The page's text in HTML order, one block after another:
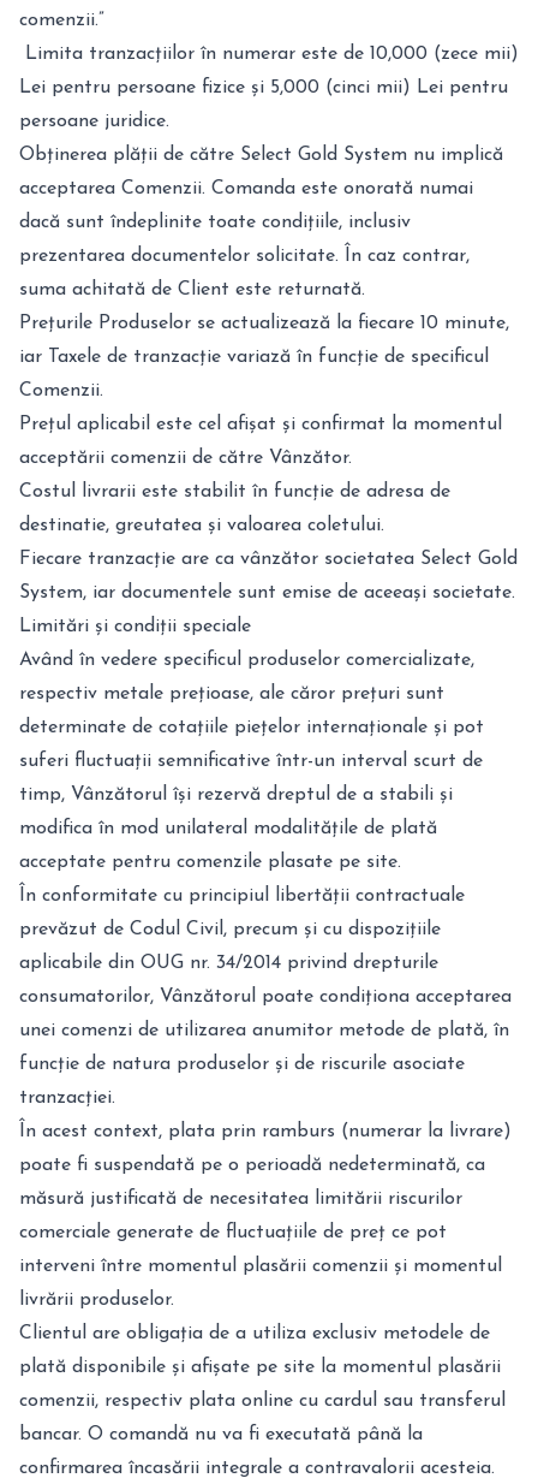
comenzii.”
Limita tranzacțiilor în numerar este de 10,000 (zece mii)
Lei pentru persoane fizice și 5,000 (cinci mii) Lei pentru
persoane juridice.
Obținerea plății de către Select Gold System nu implică
acceptarea Comenzii. Comanda este onorată numai
dacă sunt îndeplinite toate condițiile, inclusiv
prezentarea documentelor solicitate. În caz contrar,
suma achitată de Client este returnată.
Prețurile Produselor se actualizează la fiecare 10 minute,
iar Taxele de tranzacție variază în funcție de specificul
Comenzii.
Prețul aplicabil este cel afișat și confirmat la momentul
acceptării comenzii de către Vânzător.
Costul livrarii este stabilit în funcție de adresa de
destinatie, greutatea și valoarea coletului.
Fiecare tranzacție are ca vânzător societatea Select Gold
System, iar documentele sunt emise de aceeași societate.
Limitări și condiții speciale
Având în vedere specificul produselor comercializate,
respectiv metale prețioase, ale căror prețuri sunt
determinate de cotațiile piețelor internaționale și pot
suferi fluctuații semnificative într-un interval scurt de
timp, Vânzătorul își rezervă dreptul de a stabili și
modifica în mod unilateral modalitățile de plată
acceptate pentru comenzile plasate pe site.
În conformitate cu principiul libertății contractuale
prevăzut de Codul Civil, precum și cu dispozițiile
aplicabile din OUG nr. 34/2014 privind drepturile
consumatorilor, Vânzătorul poate condiționa acceptarea
unei comenzi de utilizarea anumitor metode de plată, în
funcție de natura produselor și de riscurile asociate
tranzacției.
În acest context, plata prin ramburs (numerar la livrare)
poate fi suspendată pe o perioadă nedeterminată, ca
măsură justificată de necesitatea limitării riscurilor
comerciale generate de fluctuațiile de preț ce pot
interveni între momentul plasării comenzii și momentul
livrării produselor.
Clientul are obligația de a utiliza exclusiv metodele de
plată disponibile și afișate pe site la momentul plasării
comenzii, respectiv plata online cu cardul sau transferul
bancar. O comandă nu va fi executată până la
confirmarea încasării integrale a contravalorii acesteia.